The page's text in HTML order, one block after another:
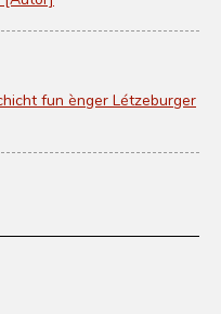
fun ènger Létzeburger